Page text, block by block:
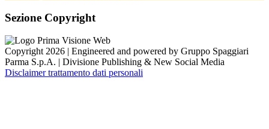
Sezione Copyright
Copyright 2026 | Engineered and powered by Gruppo Spaggiari
Parma S.p.A. | Divisione Publishing & New Social Media
Disclaimer trattamento dati personali